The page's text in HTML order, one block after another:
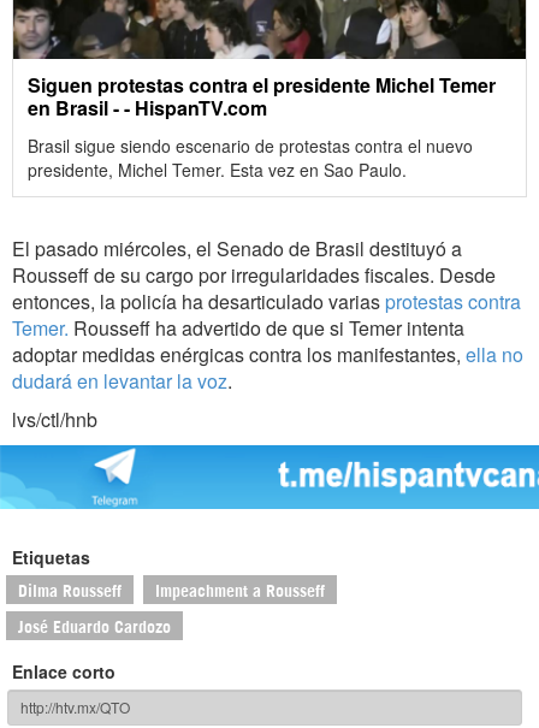
Siguen protestas contra el presidente Michel Temer
en Brasil - - HispanTV.com
Brasil sigue siendo escenario de protestas contra el nuevo
presidente, Michel Temer. Esta vez en Sao Paulo.
El pasado miércoles, el Senado de Brasil destituyó a
Rousseff de su cargo por irregularidades fiscales. Desde
entonces, la policía ha desarticulado varias protestas contra
Temer. Rousseff ha advertido de que si Temer intenta
adoptar medidas enérgicas contra los manifestantes, ella no
dudará en levantar la voz.
lvs/ctl/hnb
Etiquetas
Dilma Rousseff Impeachment a Rousseff
José Eduardo Cardozo
Enlace corto